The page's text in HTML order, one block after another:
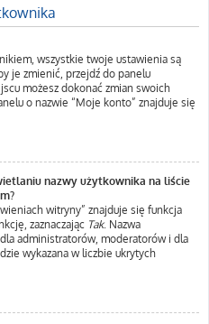
wszystkie twoje ustawienia są
je zmienić, przejdź do panelu
możesz dokonać zmian swoich
o nazwie “Moje konto” znajduje się
nazwy użytkownika na liście
witryny” znajduje się funkcja
zaznaczając Tak. Nazwa
administratorów, moderatorów i dla
wykazana w liczbie ukrytych